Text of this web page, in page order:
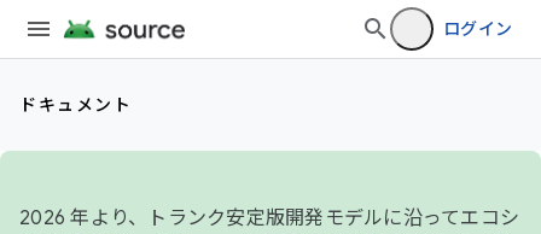
ログイン
ドキュメント
2026 年より、トランク安定版開発モデルに沿ってエコシ